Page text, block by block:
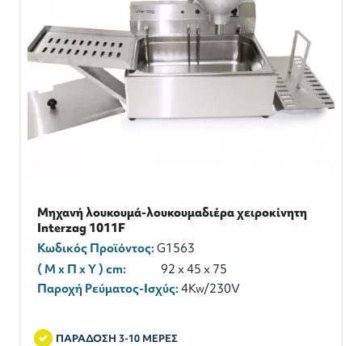
Μηχανή λουκουμά-λουκουμαδιέρα χειροκίνητη
Interzag 1011F
Κωδικός Προϊόντος:G1563
( M x Π x Y ) cm:
92 x 45 x 75
Παροχή Ρεύματος-Ισχύς:4Kw/230V
ΠΑΡΑΔΟΣΗ 3-10 ΜΕΡΕΣ